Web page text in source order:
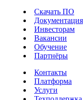
Скачать ПО
Документация
Инвесторам
Вакансии
Обучение
Партнёры
Контакты
Платформа
Услуги